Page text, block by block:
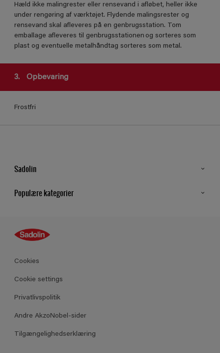
Hæld ikke malingrester eller rensevand i afløbet, heller ikke
under rengøring af værktøjet. Flydende malingsrester og
rensevand skal afleveres på en genbrugsstation. Tom
emballage afleveres til genbrugsstationen og sorteres som
plast og eventuelle metalhåndtag sorteres som metal.
3. Opbevaring
Frostfri
Sadolin
Populære kategorier
Farver
Produkter
Cookies
Cookie settings
Privatlivspolitik
Andre AkzoNobel-sider
Tilgængelighedserklæring